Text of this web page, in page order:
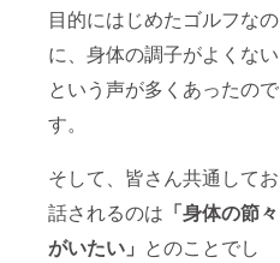
目的にはじめたゴルフなの
に、身体の調子がよくない
という声が多くあったので
す。
そして、皆さん共通してお
話されるのは 「身体の節々
がいたい」 とのことでし